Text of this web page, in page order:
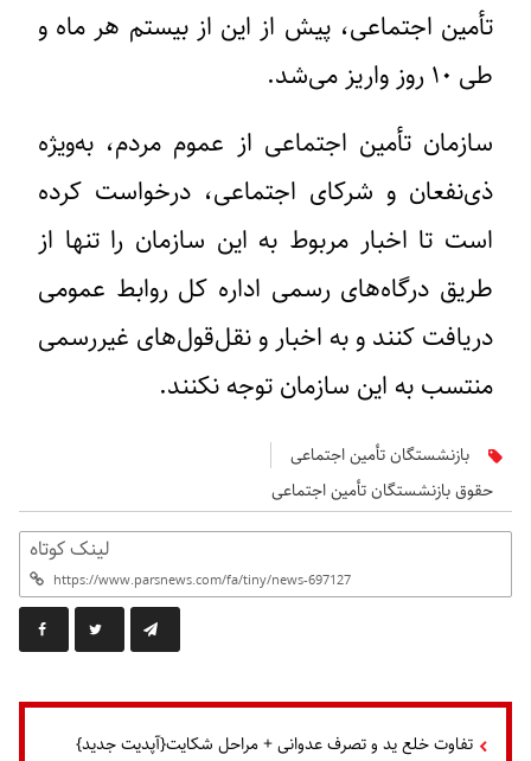
تأمین اجتماعی، پیش از این از بیستم هر ماه و
طی ۱۰ روز واریز می‌شد.
سازمان تأمین اجتماعی از عموم مردم، به‌ویژه
ذی‌نفعان و شرکای اجتماعی، درخواست کرده
است تا اخبار مربوط به این سازمان را تنها از
طریق درگاه‌های رسمی اداره کل روابط عمومی
دریافت کنند و به اخبار و نقل‌قول‌های غیررسمی
منتسب به این سازمان توجه نکنند.
بازنشستگان تأمین اجتماعی
حقوق بازنشستگان تأمین اجتماعی
لینک کوتاه
تفاوت خلع ید و تصرف عدوانی + مراحل شکایت{آپدیت جدید}